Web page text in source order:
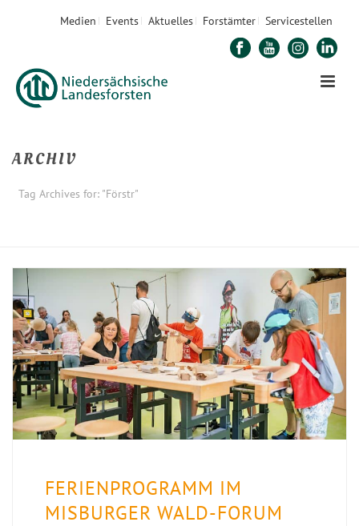
Medien Events Aktuelles Forstämter Servicestellen
ARCHIV
Tag Archives for: "Förstr"
FERIENPROGRAMM IM
MISBURGER WALD-FORUM